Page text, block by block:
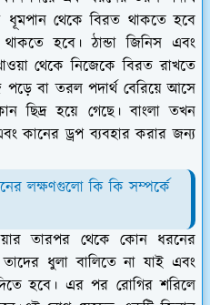
ধূমপান থেকে বিরত থাকতে হবে
হবে। ঠান্ডা জিনিস এবং
থেকে নিজেকে বিরত রাখতে
বা তরল পদার্থ বেরিয়ে আসে
ছিদ্র হয়ে গেছে। বাংলা তখন
কানের ড্রপ ব্যবহার করার জন্য
লক্ষণগুলো কি কি সম্পর্কে
তারপর থেকে কোন ধরনের
তাদের ধুলা বালিতে না যাই এবং
হবে। এর পর রোগির শরিলে